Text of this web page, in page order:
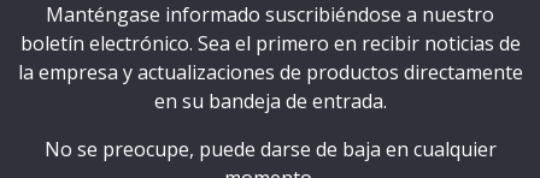
Manténgase informado suscribiéndose a nuestro
boletín electrónico. Sea el primero en recibir noticias de
la empresa y actualizaciones de productos directamente
en su bandeja de entrada.
No se preocupe, puede darse de baja en cualquier